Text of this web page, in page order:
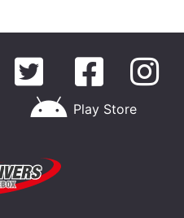
Play Store